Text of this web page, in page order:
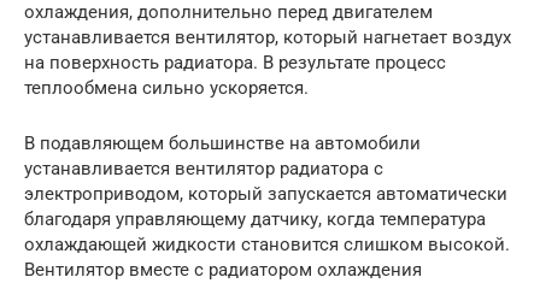
охлаждения, дополнительно перед двигателем
устанавливается вентилятор, который нагнетает воздух
на поверхность радиатора. В результате процесс
теплообмена сильно ускоряется.
В подавляющем большинстве на автомобили
устанавливается вентилятор радиатора с
электроприводом, который запускается автоматически
благодаря управляющему датчику, когда температура
охлаждающей жидкости становится слишком высокой.
Вентилятор вместе с радиатором охлаждения